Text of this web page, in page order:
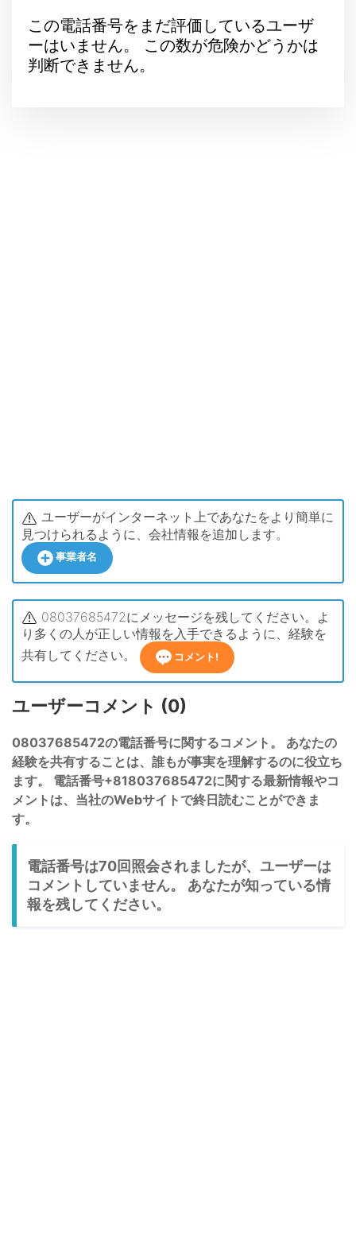
この電話番号をまだ評価しているユーザ
ーはいません。 この数が危険かどうかは
判断できません。
ユーザーがインターネット上であなたをより簡単に
見つけられるように、会社情報を追加します。
事業者名
08037685472にメッセージを残してください。よ
り多くの人が正しい情報を入手できるように、経験を
共有してください。
コメント!
ユーザーコメント (0)
08037685472の電話番号に関するコメント。 あなたの
経験を共有することは、誰もが事実を理解するのに役立ち
ます。 電話番号+818037685472に関する最新情報やコ
メントは、当社のWebサイトで終日読むことができま
す。
電話番号は70回照会されましたが、ユーザーは
コメントしていません。 あなたが知っている情
報を残してください。